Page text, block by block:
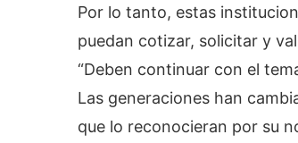
Por lo tanto, estas
puedan cotizar, solicitar y
“Deben continuar con el
Las generaciones han
que lo reconocieran por su